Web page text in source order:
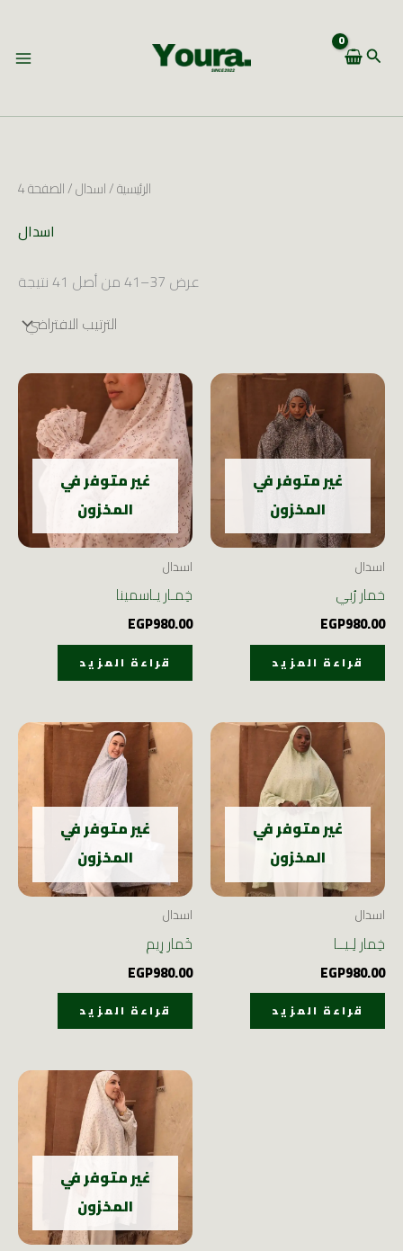
المحتوى
البحث
م
الرئيسية/اسدال/ الصفحة 4
اسدال
عرض 37–41 من أصل 41 نتيجة
غير متوفر في
المخزون
اسدال
خِمـار يـاسمينا
EGP980.00
قراءة المزيد
غير متوفر في
المخزون
اسدال
خمار رُبي
EGP980.00
قراءة المزيد
غير متوفر في
المخزون
اسدال
خَمار رِيم
EGP980.00
قراءة المزيد
غير متوفر في
المخزون
اسدال
خِمار لِـيــا
EGP980.00
قراءة المزيد
غير متوفر في
المخزون